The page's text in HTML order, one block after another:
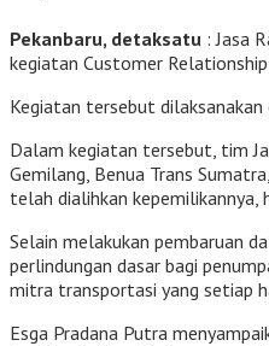
Pekanbaru, detaksatu : Jasa
kegiatan Customer
Kegiatan tersebut dilaksanakan
Dalam kegiatan tersebut, tim
Gemilang, Benua Trans
telah dialihkan kepemilikannya,
Selain melakukan pembaruan
perlindungan dasar bagi
mitra transportasi yang setiap
Esga Pradana Putra